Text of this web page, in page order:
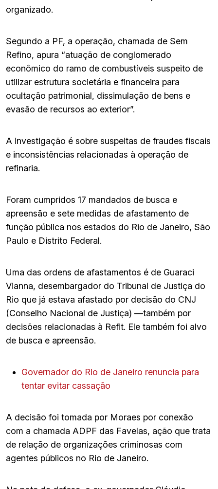
organizado.
Segundo a PF, a operação, chamada de Sem
Refino, apura “atuação de conglomerado
econômico do ramo de combustíveis suspeito de
utilizar estrutura societária e financeira para
ocultação patrimonial, dissimulação de bens e
evasão de recursos ao exterior”.
A investigação é sobre suspeitas de fraudes fiscais
e inconsistências relacionadas à operação de
refinaria.
Foram cumpridos 17 mandados de busca e
apreensão e sete medidas de afastamento de
função pública nos estados do Rio de Janeiro, São
Paulo e Distrito Federal.
Uma das ordens de afastamentos é de Guaraci
Vianna, desembargador do Tribunal de Justiça do
Rio que já estava afastado por decisão do CNJ
(Conselho Nacional de Justiça) —também por
decisões relacionadas à Refit. Ele também foi alvo
de busca e apreensão.
Governador do Rio de Janeiro renuncia para
tentar evitar cassação
A decisão foi tomada por Moraes por conexão
com a chamada ADPF das Favelas, ação que trata
de relação de organizações criminosas com
agentes públicos no Rio de Janeiro.